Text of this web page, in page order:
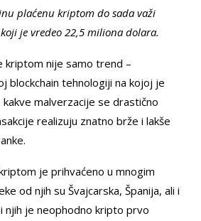
plaćenu kriptom do sada važi
je vredeo 22,5 miliona dolara.
kriptom nije samo trend –
blockchain tehnologiji na kojoj je
malverzacije se drastično
realizuju znatno brže i lakše
je prihvaćeno u mnogim
od njih su Švajcarska, Španija, ali i
njih je neophodno kripto prvo